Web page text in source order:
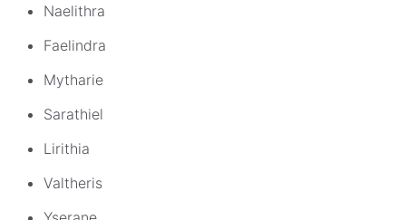
Naelithra
Faelindra
Mytharie
Sarathiel
Lirithia
Valtheris